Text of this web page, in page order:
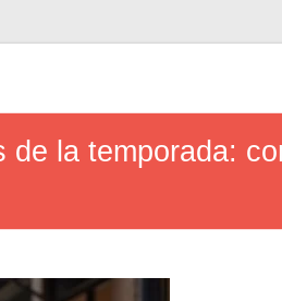
de la temporada: